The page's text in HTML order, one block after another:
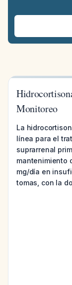
Monitoreo
La
línea para el
suprarrenal
mantenimiento
mg/día en
tomas, con la